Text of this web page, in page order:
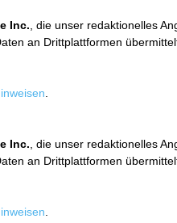
Inc. , die unser redaktionelles
an Drittplattformen
Inc. , die unser redaktionelles
an Drittplattformen